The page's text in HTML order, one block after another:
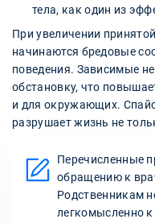
тела, как один из
При увеличении
начинаются бредовые
поведения. Зависимые
обстановку, что
и для окружающих.
разрушает жизнь не
Перечисленные
обращению к
Родственникам
легкомысленно